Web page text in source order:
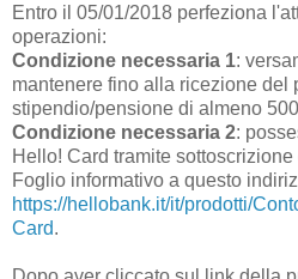
Entro il 05/01/2018 perfeziona
operazioni:
Condizione necessaria 1:
mantenere fino alla ricezione del
stipendio/pensione di almeno
Condizione necessaria 2:
Hello! Card tramite
Foglio informativo a questo
https://hellobank.it/it/prodotti/
Card.